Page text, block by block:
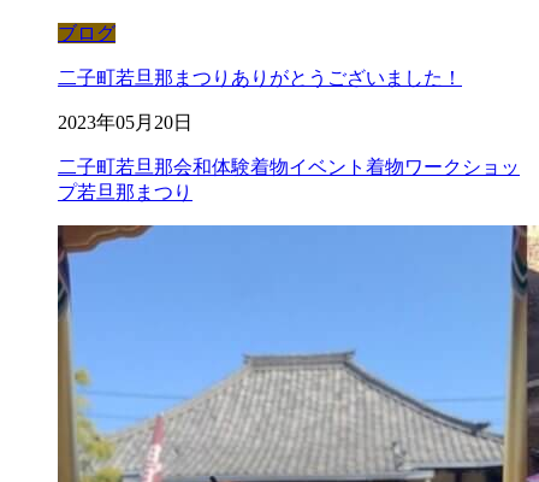
ブログ
二子町若旦那まつりありがとうございました！
2023年05月20日
二子町若旦那会和体験着物イベント 着物ワークショッ
プ若旦那まつり